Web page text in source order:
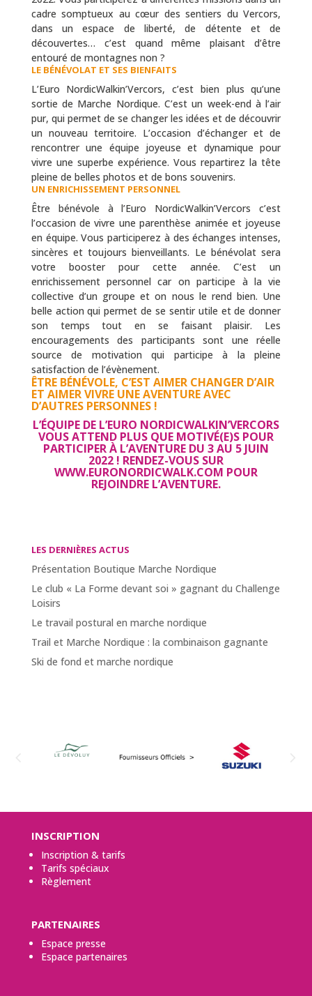
cadre somptueux au cœur des sentiers du Vercors,
dans un espace de liberté, de détente et de
découvertes… c’est quand même plaisant d’être
entouré de montagnes non ?
LE BÉNÉVOLAT ET SES BIENFAITS
L’Euro NordicWalkin’Vercors, c’est bien plus qu’une
sortie de Marche Nordique. C’est un week-end à l’air
pur, qui permet de se changer les idées et de découvrir
un nouveau territoire. L’occasion d’échanger et de
rencontrer une équipe joyeuse et dynamique pour
vivre une superbe expérience. Vous repartirez la tête
pleine de belles photos et de bons souvenirs.
UN ENRICHISSEMENT PERSONNEL
Être bénévole à l’Euro NordicWalkin’Vercors c’est
l’occasion de vivre une parenthèse animée et joyeuse
en équipe. Vous participerez à des échanges intenses,
sincères et toujours bienveillants. Le bénévolat sera
votre booster pour cette année. C’est un
enrichissement personnel car on participe à la vie
collective d’un groupe et on nous le rend bien. Une
belle action qui permet de se sentir utile et de donner
son temps tout en se faisant plaisir. Les
encouragements des participants sont une réelle
source de motivation qui participe à la pleine
satisfaction de l’évènement.
ÊTRE BÉNÉVOLE, C’EST AIMER CHANGER D’AIR
ET AIMER VIVRE UNE AVENTURE AVEC
D’AUTRES PERSONNES !
L’ÉQUIPE DE L’EURO NORDICWALKIN’VERCORS
VOUS ATTEND PLUS QUE MOTIVÉ(E)S POUR
PARTICIPER À L’AVENTURE DU 3 AU 5 JUIN
2022 ! RENDEZ-VOUS SUR
WWW.EURONORDICWALK.COM POUR
REJOINDRE L’AVENTURE.
LES DERNIÈRES ACTUS
Présentation Boutique Marche Nordique
Le club « La Forme devant soi » gagnant du Challenge
Loisirs
Le travail postural en marche nordique
Trail et Marche Nordique : la combinaison gagnante
Ski de fond et marche nordique
INSCRIPTION
Inscription & tarifs
Tarifs spéciaux
Règlement
PARTENAIRES
Espace presse
Espace partenaires